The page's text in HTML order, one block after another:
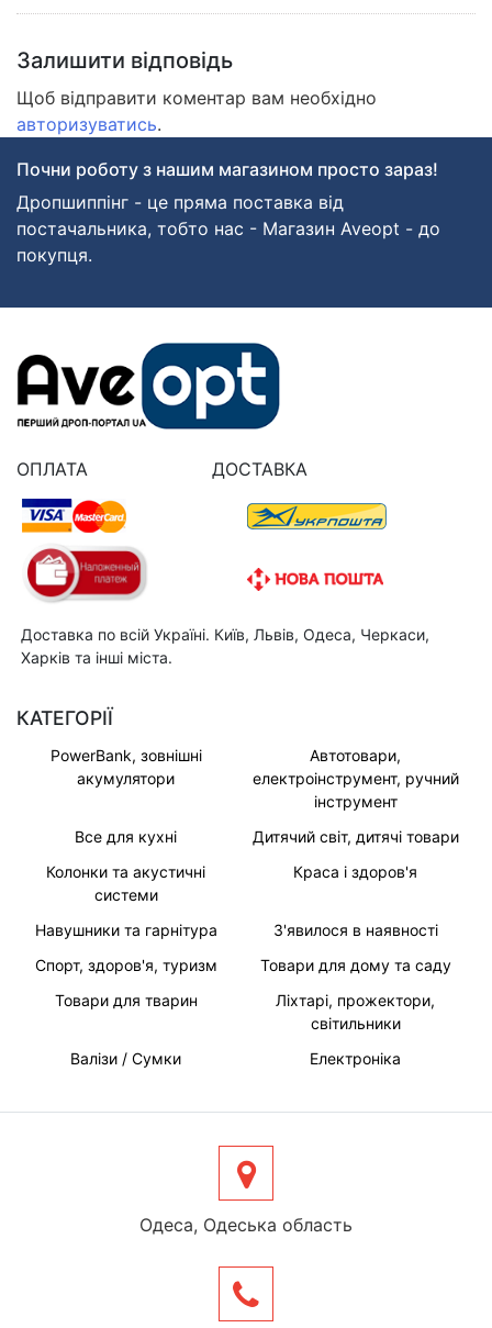
Залишити відповідь
Щоб відправити коментар вам необхідно
авторизуватись.
Почни роботу з нашим магазином просто зараз!
Дропшиппінг - це пряма поставка від
постачальника, тобто нас - Магазин Aveopt - до
покупця.
ОПЛАТА ДОСТАВКА
Доставка по всій Україні. Київ, Львів, Одеса, Черкаси,
Харків та інші міста.
КАТЕГОРІЇ
PowerBank, зовнішні
акумулятори
Автотовари,
електроінструмент, ручний
інструмент
Все для кухні
Дитячий світ, дитячі товари
Колонки та акустичні
системи
Краса і здоров'я
Навушники та гарнітура
З'явилося в наявності
Спорт, здоров'я, туризм
Товари для дому та саду
Товари для тварин
Ліхтарі, прожектори,
світильники
Валізи / Сумки
Електроніка
Одеса, Одеська область